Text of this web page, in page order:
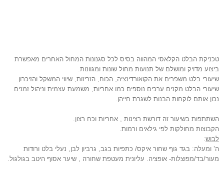
טכניקת הבלט הקלאסי המהווה בסיס לכל סגנונות המחול האחרים מאפשרת
ביצוע מדויק ומושלם של תנועות מחול שונות ומגוונות.
שיעורי בלט משפרים את הקואורדינציה, הכוח, הזריזות, שיווי המשקל והזיכרון.
שיעורי הבלט מקנים ערכים נוספים כמו אחריות, משמעת עצמית וניהול זמנים
נכון אותם לוקחות הבנות לשגרת חייהן.
השתתפות בשיעור זה דורשת רצינות , אחריות וכח רצון.
הקבוצות מחולקות לפי גילאים ורמות.
לבוש:
ה’ ומעלה: בגד גוף שחור איקס/ כתפיות בגב, גרביון לבן, נעלי בלט ורודות
מעור/בד/מפוצלות- אופציה. עליונית מעטפת שחורה , שיער אסוף היטב בגולגול.